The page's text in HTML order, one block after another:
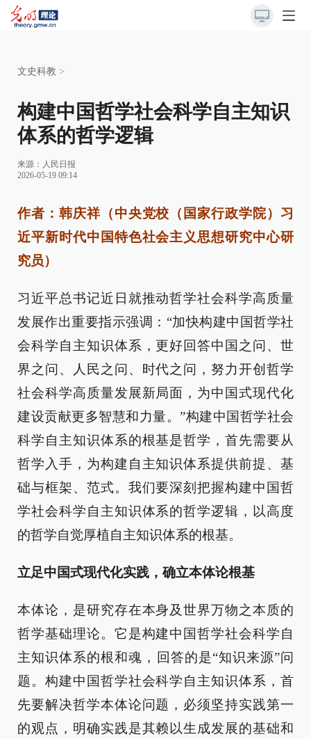
文史科教 >
构建中国哲学社会科学自主知识
体系的哲学逻辑
来源： 人民日报
2026-05-19 09:14
作者：韩庆祥（中央党校（国家行政学院）习
近平新时代中国特色社会主义思想研究中心研
究员）
习近平总书记近日就推动哲学社会科学高质量
发展作出重要指示强调：“加快构建中国哲学社
会科学自主知识体系，更好回答中国之问、世
界之问、人民之问、时代之问，努力开创哲学
社会科学高质量发展新局面，为中国式现代化
建设贡献更多智慧和力量。”构建中国哲学社会
科学自主知识体系的根基是哲学，首先需要从
哲学入手，为构建自主知识体系提供前提、基
础与框架、范式。我们要深刻把握构建中国哲
学社会科学自主知识体系的哲学逻辑，以高度
的哲学自觉厚植自主知识体系的根基。
立足中国式现代化实践，确立本体论根基
本体论，是研究存在本身及世界万物之本质的
哲学基础理论。它是构建中国哲学社会科学自
主知识体系的根和魂，回答的是“知识来源”问
题。构建中国哲学社会科学自主知识体系，首
先要解决哲学本体论问题，必须坚持实践第一
的观点，明确实践是其赖以生成发展的基础和